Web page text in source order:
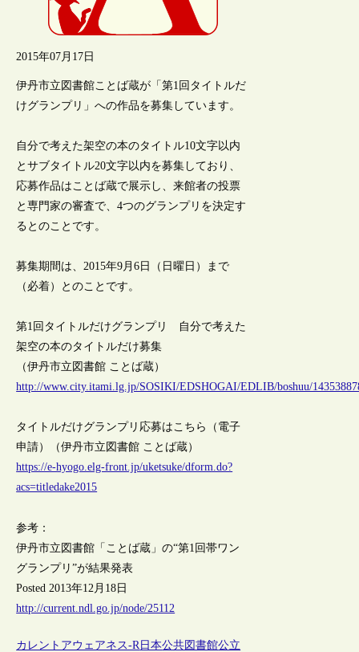
2015年07月17日
伊丹市立図書館ことば蔵が「第1回タイトルだ
けグランプリ」への作品を募集しています。
自分で考えた架空の本のタイトル10文字以内
とサブタイトル20文字以内を募集しており、
応募作品はことば蔵で展示し、来館者の投票
と専門家の審査で、4つのグランプリを決定す
るとのことです。
募集期間は、2015年9月6日（日曜日）まで
（必着）とのことです。
第1回タイトルだけグランプリ 自分で考えた
架空の本のタイトルだけ募集
（伊丹市立図書館 ことば蔵）
http://www.city.itami.lg.jp/SOSIKI/EDSHOGAI/EDLIB/boshuu/
タイトルだけグランプリ応募はこちら（電子
申請）（伊丹市立図書館 ことば蔵）
https://e-hyogo.elg-front.jp/uketsuke/dform.do?
acs=titledake2015
参考：
伊丹市立図書館「ことば蔵」の“第1回帯ワン
グランプリ”が結果発表
Posted 2013年12月18日
http://current.ndl.go.jp/node/25112
カレントアウェアネス-R 日本公共図書館公立